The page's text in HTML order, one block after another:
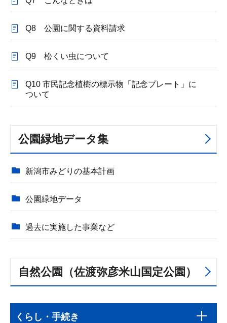
Q8 公園に関する資料請求
Q9 松くい虫について
Q10 市民記念植樹の標示物「記念プレート」に
ついて
公園緑地データ集
新潟市みどりの基本計画
公園緑地データ
過去に実施した事業など
自然公園（佐渡弥彦米山国定公園）
文くらし・手続き